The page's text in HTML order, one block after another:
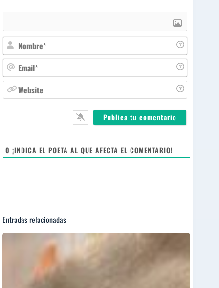
o
m
b
r
m
ie
0 ¡INDICA EL POETA AL QUE AFECTA EL COMENTARIO!
Entradas relacionadas